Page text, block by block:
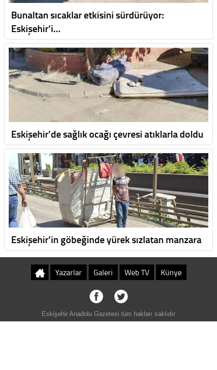
Bunaltan sıcaklar etkisini sürdürüyor:
Eskişehir'i…
Eskişehir'de sağlık ocağı çevresi atıklarla doldu
Eskişehir'in göbeğinde yürek sızlatan manzara
Yazarlar Galeri Web TV Künye
Eskişehir Anadolu Gazetesi tüm hakları saklıdır